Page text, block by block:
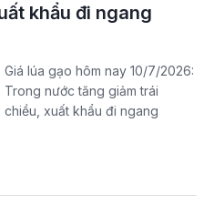
khẩu đi ngang
Giá lúa gạo hôm nay 10/7/2026:
Trong nước tăng giảm trái
chiều, xuất khẩu đi ngang